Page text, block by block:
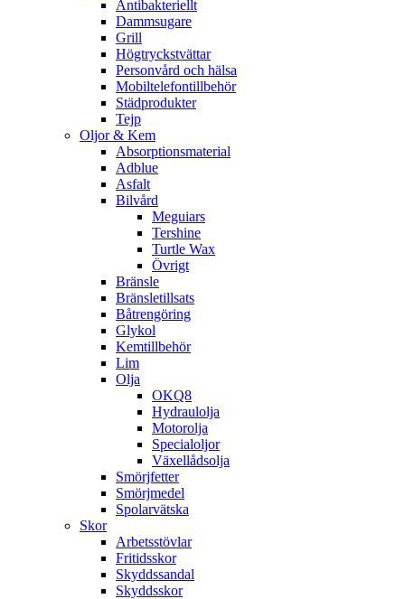
Antibakteriellt​
Dammsugare
Grill
Högtryckstvättar
Personvård och hälsa
Mobiltelefontillbehör
Städprodukter
Tejp
Oljor & Kem
Absorptionsmaterial
Adblue
Asfalt
Bilvård
Meguiars
Tershine
Turtle Wax
Övrigt
Bränsle
Bränsletillsats
Båtrengöring
Glykol
Kemtillbehör
Lim
Olja
OKQ8
Hydraulolja
Motorolja
Specialoljor
Växellådsolja
Smörjfetter
Smörjmedel
Spolarvätska
Skor
Arbetsstövlar
Fritidsskor
Skyddssandal
Skyddsskor